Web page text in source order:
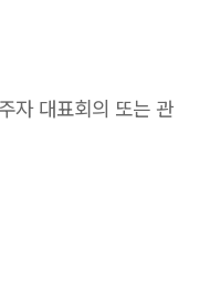
자 대표회의 또는 관